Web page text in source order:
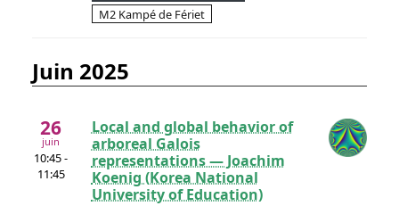
M2 Kampé de Fériet
juin 2025
26
juin
10:45 -
11:45
Local and global behavior of
arboreal Galois
representations — Joachim
Koenig (Korea National
University of Education)